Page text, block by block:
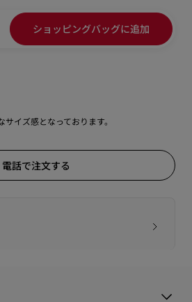
ショッピングバッグに追加
イズ感となっております。
電話で注文する